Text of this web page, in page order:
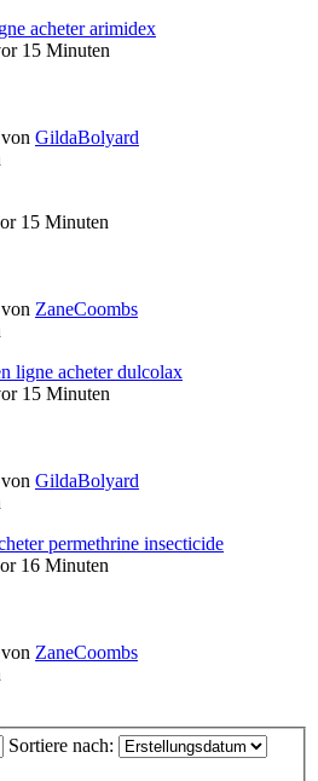
acheter arimidex
15 Minuten
von GildaBolyard
15 Minuten
von ZaneCoombs
ligne acheter dulcolax
15 Minuten
von GildaBolyard
permethrine insecticide
16 Minuten
von ZaneCoombs
Sortiere nach: